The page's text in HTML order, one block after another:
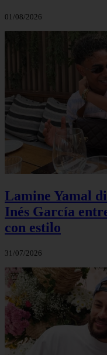
01/08/2026
Lamine Yamal
Inés García
con estilo
31/07/2026